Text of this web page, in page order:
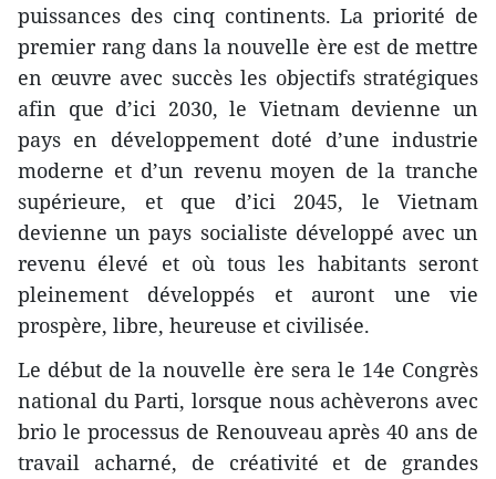
puissances des cinq continents. La priorité de
premier rang dans la nouvelle ère est de mettre
en œuvre avec succès les objectifs stratégiques
afin que d’ici 2030, le Vietnam devienne un
pays en développement doté d’une industrie
moderne et d’un revenu moyen de la tranche
supérieure, et que d’ici 2045, le Vietnam
devienne un pays socialiste développé avec un
revenu élevé et où tous les habitants seront
pleinement développés et auront une vie
prospère, libre, heureuse et civilisée.
Le début de la nouvelle ère sera le 14e Congrès
national du Parti, lorsque nous achèverons avec
brio le processus de Renouveau après 40 ans de
travail acharné, de créativité et de grandes